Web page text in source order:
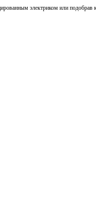
электриком или